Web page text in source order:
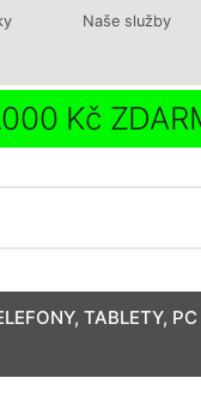
Naše služby
Kč
TABLETY, PC